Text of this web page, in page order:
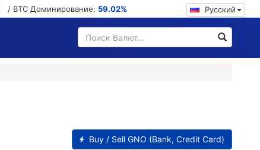
/ BTC Доминирование: 59.02% Русский
Buy / Sell GNO (Bank, Credit Card)